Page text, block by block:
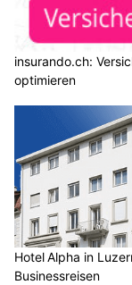
insurando.ch:
optimieren
Hotel Alpha in
Businessreisen